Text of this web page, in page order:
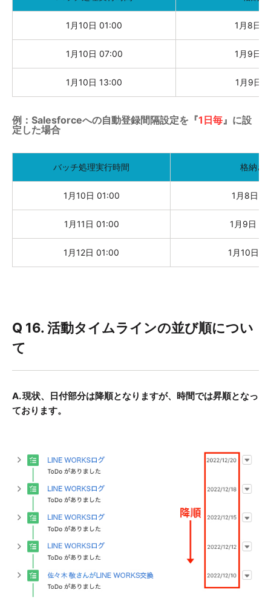
1月10日 01:00 1月8日
1月10日 07:00 1月9日
1月10日 13:00 1月9日
例：Salesforceへの自動登録間隔設定を『1日毎』に設
定した場合
バッチ処理実行時間 格納さ
1月10日 01:00 1月8日
1月11日 01:00 1月9日
1月12日 01:00 1月10日
Q 16. 活動タイムラインの並び順につい
て
A. 現状、日付部分は降順となりますが、時間では昇順となっ
ております。